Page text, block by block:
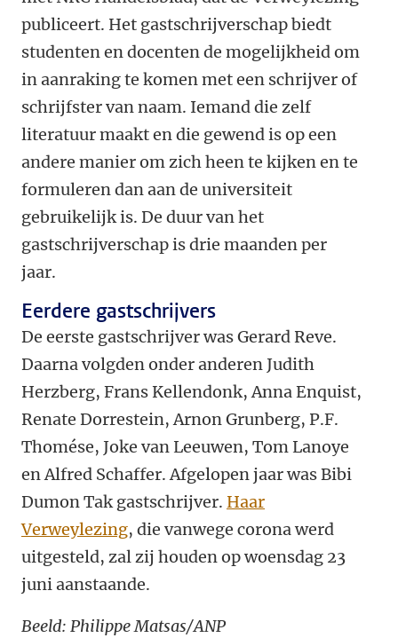
publiceert. Het gastschrijverschap biedt
studenten en docenten de mogelijkheid om
in aanraking te komen met een schrijver of
schrijfster van naam. Iemand die zelf
literatuur maakt en die gewend is op een
andere manier om zich heen te kijken en te
formuleren dan aan de universiteit
gebruikelijk is. De duur van het
gastschrijverschap is drie maanden per
jaar.
Eerdere gastschrijvers
De eerste gastschrijver was Gerard Reve.
Daarna volgden onder anderen Judith
Herzberg, Frans Kellendonk, Anna Enquist,
Renate Dorrestein, Arnon Grunberg, P.F.
Thomése, Joke van Leeuwen, Tom Lanoye
en Alfred Schaffer. Afgelopen jaar was Bibi
Dumon Tak gastschrijver. Haar
Verweylezing, die vanwege corona werd
uitgesteld, zal zij houden op woensdag 23
juni aanstaande.
Beeld: Philippe Matsas/ANP